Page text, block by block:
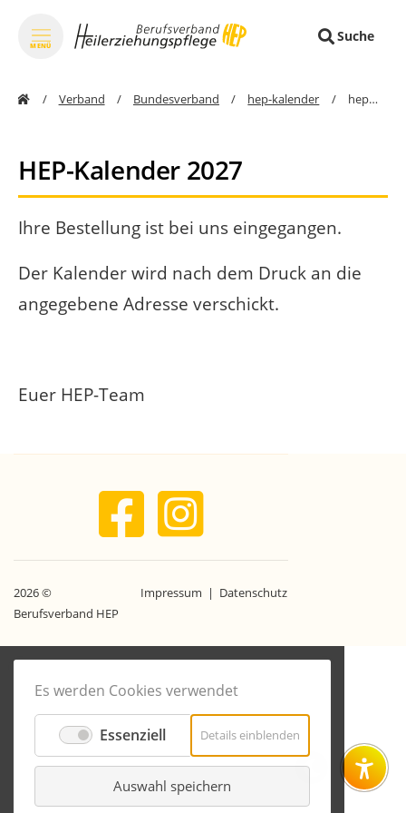
MENÜ
Suche
zum Inhalt springen
Verband Bundesverband hep-kalender hep-kalender-bestellung-danke
HEP-Kalender 2027
Ihre Bestellung ist bei uns eingegangen.
Der Kalender wird nach dem Druck an die
angegebene Adresse verschickt.
Euer HEP-Team
2026 ©
Berufsverband HEP
Impressum | Datenschutz
nach
Es werden Cookies verwendet
Essenziell Details einblenden
Essenziell
Auswahl speichern